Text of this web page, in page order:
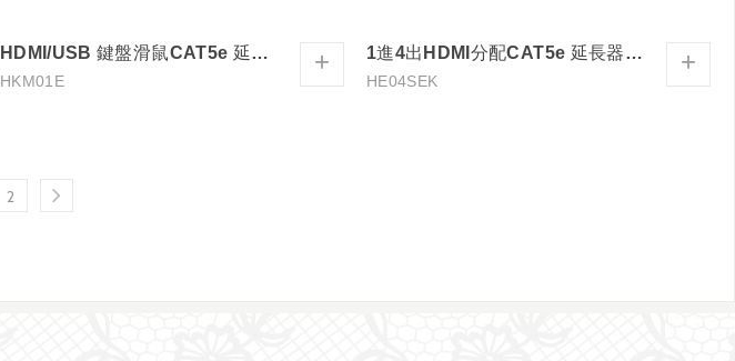
HDMI/USB 鍵盤滑鼠CAT5e 延長器
HKM01E
+ 1進4出HDMI分配CAT5e 延長器套裝
HE04SEK
+
2